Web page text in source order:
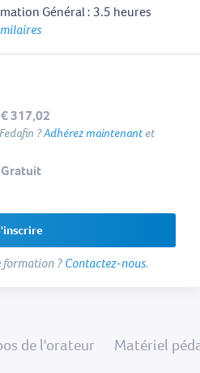
Général : 3.5 heures
€ 317,02
?Adhérez maintenant et
Gratuit
formation ?Contactez-nous.
de l'orateur Matériel